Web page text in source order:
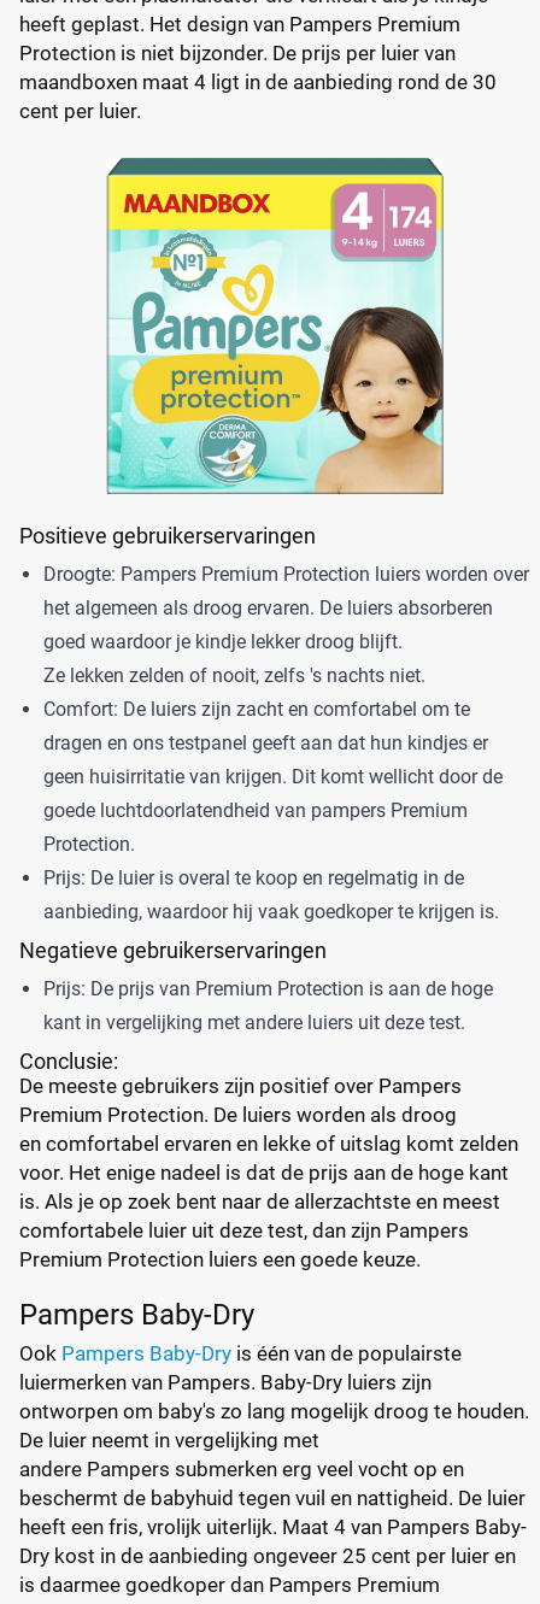
heeft geplast. Het design van Pampers Premium
Protection is niet bijzonder. De prijs per luier van
maandboxen maat 4 ligt in de aanbieding rond de 30
cent per luier.
Positieve gebruikerservaringen
Droogte: Pampers Premium Protection luiers worden over
het algemeen als droog ervaren. De luiers absorberen
goed waardoor je kindje lekker droog blijft.
Ze lekken zelden of nooit, zelfs 's nachts niet.
Comfort: De luiers zijn zacht en comfortabel om te
dragen en ons testpanel geeft aan dat hun kindjes er
geen huisirritatie van krijgen. Dit komt wellicht door de
goede luchtdoorlatendheid van pampers Premium
Protection.
Prijs: De luier is overal te koop en regelmatig in de
aanbieding, waardoor hij vaak goedkoper te krijgen is.
Negatieve gebruikerservaringen
Prijs: De prijs van Premium Protection is aan de hoge
kant in vergelijking met andere luiers uit deze test.
Conclusie:
De meeste gebruikers zijn positief over Pampers
Premium Protection. De luiers worden als droog
en comfortabel ervaren en lekke of uitslag komt zelden
voor. Het enige nadeel is dat de prijs aan de hoge kant
is. Als je op zoek bent naar de allerzachtste en meest
comfortabele luier uit deze test, dan zijn Pampers
Premium Protection luiers een goede keuze.
Pampers Baby-Dry
Ook Pampers Baby-Dry is één van de populairste
luiermerken van Pampers. Baby-Dry luiers zijn
ontworpen om baby's zo lang mogelijk droog te houden.
De luier neemt in vergelijking met
andere Pampers submerken erg veel vocht op en
beschermt de babyhuid tegen vuil en nattigheid. De luier
heeft een fris, vrolijk uiterlijk. Maat 4 van Pampers Baby-
Dry kost in de aanbieding ongeveer 25 cent per luier en
is daarmee goedkoper dan Pampers Premium